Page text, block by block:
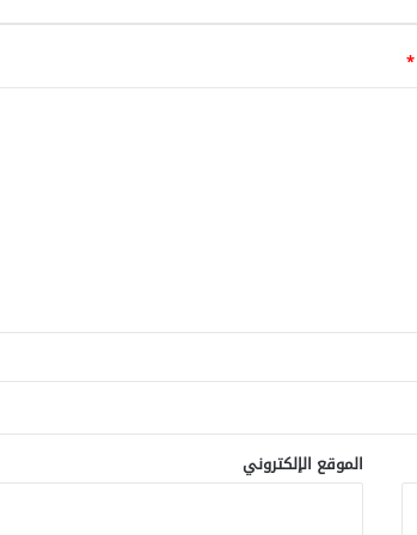
ع
ض
ر
ي
ي
ن
*
الموقع الإلكتروني